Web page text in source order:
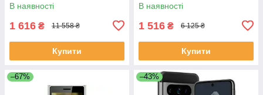
В наявності
1 616 ₴ 11 558 ₴
Купити
В наявності
1 516 ₴ 6 125 ₴
Купити
–67% –43%